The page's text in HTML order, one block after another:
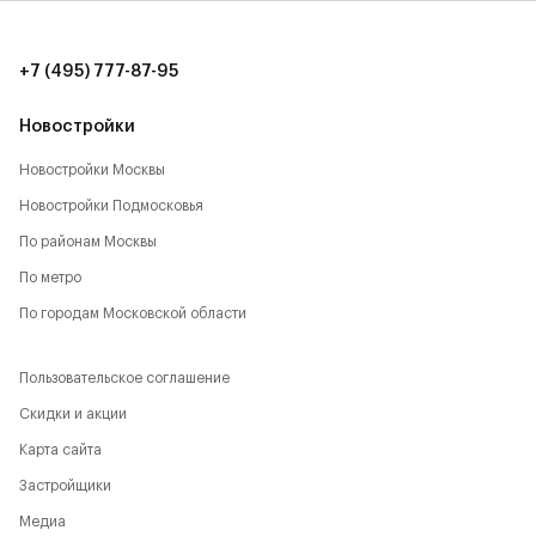
- Парк Будущего,
- Национальный парк,
- Лосиный остров,
- Главный Ботанический сад,
- ВДНХ,
- Парк Останкино,
- Парк Свиблово,
Новостройки
Новостройки Москвы
Новостройки Подмосковья
По районам Москвы
По метро
По городам Московской области
+7 (495) 777-87-95
Пользовательское соглашение
Скидки и акции
Карта сайта
Застройщики
Медиа